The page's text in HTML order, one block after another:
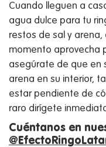
Cuando lleguen a
agua dulce para tu
restos de sal y arena,
momento aprovecha
asegúrate de que en
arena en su interior,
estar pendiente de
raro dirígete
Cuéntanos en